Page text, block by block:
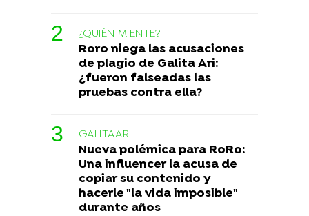
¿QUIÉN MIENTE?
Roro niega las acusaciones
de plagio de Galita Ari:
¿fueron falseadas las
pruebas contra ella?
GALITAARI
Nueva polémica para RoRo:
Una influencer la acusa de
copiar su contenido y
hacerle "la vida imposible"
durante años